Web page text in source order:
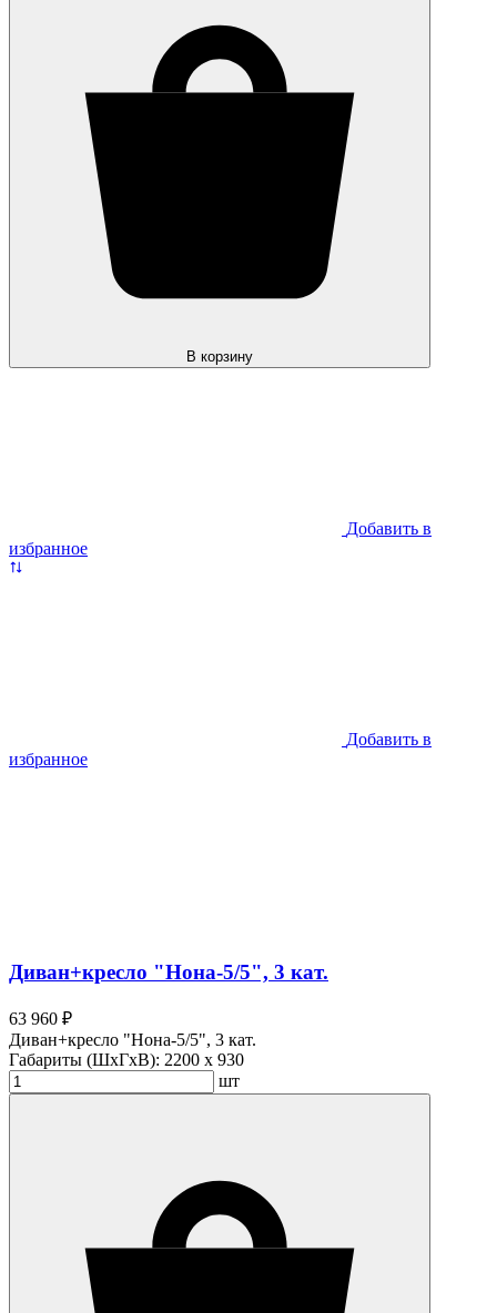
В корзину
Добавить в
избранное
Добавить в
избранное
Диван+кресло "Нона-5/5", 3 кат.
63 960 ₽
Диван+кресло "Нона-5/5", 3 кат.
Габариты (ШхГхВ): 2200 x 930
шт